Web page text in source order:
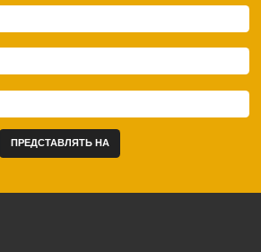
ПРЕДСТАВЛЯТЬ НА